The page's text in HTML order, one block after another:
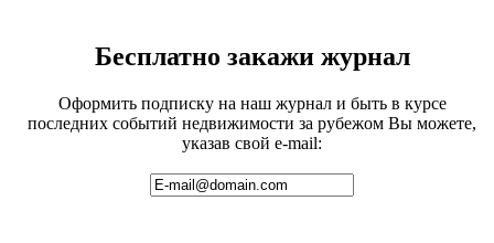
Бесплатно закажи журнал
Оформить подписку на наш журнал и быть в курсе
последних событий недвижимости за рубежом Вы можете,
указав свой e-mail: